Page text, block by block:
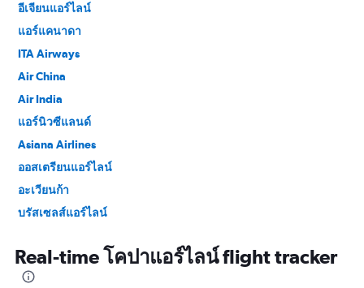
อีเจียนแอร์ไลน์
แอร์แคนาดา
ITA Airways
Air China
Air India
แอร์นิวซีแลนด์
Asiana Airlines
ออสเตรียนแอร์ไลน์
อะเวียนก้า
บรัสเซลส์แอร์ไลน์
อียิปต์แอร์
EVA Air
Real-time โคปาแอร์ไลน์ flight tracker